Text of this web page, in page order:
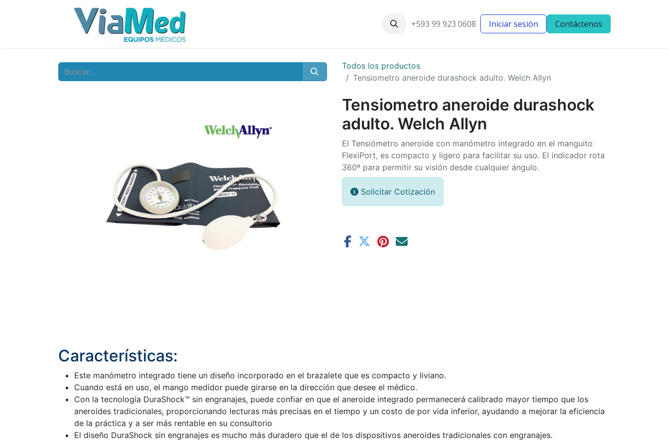
Nuestros clientes Blog
+593 99 923 0608 Iniciar sesión Contáctenos
Todos los productos
Tensiometro aneroide durashock adulto. Welch Allyn
Tensiometro aneroide durashock
adulto. Welch Allyn
El Tensiómetro aneroide con manómetro integrado en el manguito
FlexiPort, es compacto y ligero para facilitar su uso. El indicador rota
360º para permitir su visión desde cualquier ángulo.
Solicitar Cotización
Características:
Este manómetro integrado tiene un diseño incorporado en el brazalete que es compacto y liviano.
Cuando está en uso, el mango medidor puede girarse en la dirección que desee el médico.
Con la tecnología DuraShock™ sin engranajes, puede confiar en que el aneroide integrado permanecerá calibrado mayor tiempo que los
aneroides tradicionales, proporcionando lecturas más precisas en el tiempo y un costo de por vida inferior, ayudando a mejorar la eficiencia
de la práctica y a ser más rentable en su consultorio
El diseño DuraShock sin engranajes es mucho más duradero que el de los dispositivos aneroides tradicionales con engranajes.